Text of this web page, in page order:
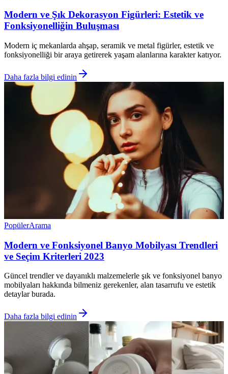
Modern ve Şık Dekorasyon Figürleri: Estetik ve
Fonksiyonelliğin Buluşması
Modern iç mekanlarda ahşap, seramik ve metal figürler, estetik ve
fonksiyonelliği bir araya getirerek yaşam alanlarına karakter katıyor.
Daha fazla bilgi edinin
PopülerArama
Modern ve Fonksiyonel Banyo Mobilyası Trendleri
ve Seçim Kriterleri 2023
Güncel trendler ve dayanıklı malzemelerle şık ve fonksiyonel banyo
mobilyaları hakkında bilmeniz gerekenler, alan tasarrufu ve estetik
detaylar burada.
Daha fazla bilgi edinin